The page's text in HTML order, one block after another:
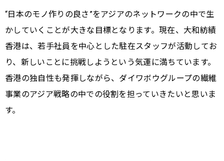
“日本のモノ作りの良さ”をアジアのネットワークの中で生
かしていくことが大きな目標となります。現在、大和紡績
香港は、若手社員を中心とした駐在スタッフが活動してお
り、新しいことに挑戦しようという気運に満ちています。
香港の独自性も発揮しながら、ダイワボウグループの繊維
事業のアジア戦略の中での役割を担っていきたいと思いま
す。